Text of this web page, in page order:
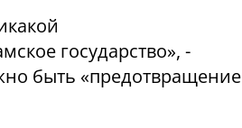
государство», -
быть «предотвращение